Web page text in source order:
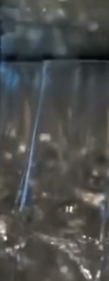
2025.12.04
2025.08.20
2024.12.09